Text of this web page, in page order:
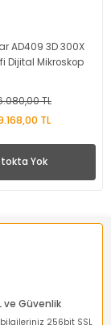
AD409 3D 300X
Dijital Mikroskop
TL
TL
Yok
ve Güvenlik
bilgileriniz 256bit SSL